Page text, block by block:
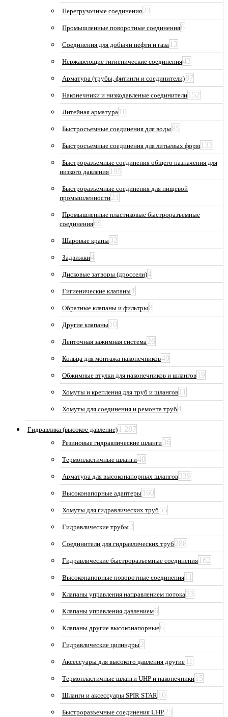
Перегрузочные соединения23
Промышленные поворотные соединения6
Соединения для добычи нефти и газа 13
Нержавеющие гигиенические соединения43
Арматура (трубы, фитинги и соединители)87
Наконечники и низкодавленые соединители 152
Литейная арматура 10
Быстросъемные соединения для воды85
Быстросъемные соединения для литьевых форм 133
Быстроразъемные соединения общего назначения для
низкого давления 195
Быстроразъемные соединения для пищевой
промышленности21
Промышленные пластиковые быстроразъемные
соединения65
Шаровые краны32
Задвижки4
Дисковые затворы (дроссели)4
Гигиенические клапаны 1
Обратные клапаны и фильтры8
Другие клапаны 10
Ленточная зажимная система26
Кольца для монтажа наконечников40
Обжимные втулки для наконечников и шлангов 19
Хомуты и крепления для труб и шлангов 11
Хомуты для соединения и ремонта труб4
Гидравлика (высокое давление) 1 287
Резиновые гидравлические шланги36
Термопластичные шланги48
Арматура для высоконапорных шлангов339
Высоконапорные адаптеры 160
Хомуты для гидравлических труб 55
Гидравлические трубы2
Соединители для гидравлических труб 288
Гидравлические быстроразъемные соединения 162
Высоконапорные поворотные соединения 11
Клапаны управления направлением потока33
Клапаны управления давлением6
Клапаны другие высоконапорные6
Гидравлические цилиндры2
Аксессуары для высокого давления другие 11
Термопластичные шланги UHP и наконечники 15
Шланги и аксессуары SPIR STAR 10
Быстроразъемные соединения UHP25